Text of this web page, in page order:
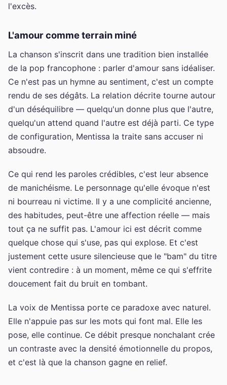
l'excès.
L'amour comme terrain miné
La chanson s'inscrit dans une tradition bien installée
de la pop francophone : parler d'amour sans idéaliser.
Ce n'est pas un hymne au sentiment, c'est un compte
rendu de ses dégâts. La relation décrite tourne autour
d'un déséquilibre — quelqu'un donne plus que l'autre,
quelqu'un attend quand l'autre est déjà parti. Ce type
de configuration, Mentissa la traite sans accuser ni
absoudre.
Ce qui rend les paroles crédibles, c'est leur absence
de manichéisme. Le personnage qu'elle évoque n'est
ni bourreau ni victime. Il y a une complicité ancienne,
des habitudes, peut-être une affection réelle — mais
tout ça ne suffit pas. L'amour ici est décrit comme
quelque chose qui s'use, pas qui explose. Et c'est
justement cette usure silencieuse que le "bam" du titre
vient contredire : à un moment, même ce qui s'effrite
doucement fait du bruit en tombant.
La voix de Mentissa porte ce paradoxe avec naturel.
Elle n'appuie pas sur les mots qui font mal. Elle les
pose, elle continue. Ce débit presque nonchalant crée
un contraste avec la densité émotionnelle du propos,
et c'est là que la chanson gagne en relief.